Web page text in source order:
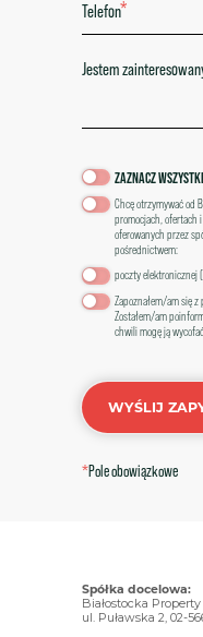
Pole obowiązkowe
*
ZAZNACZ
Chcę otrzymywać od
promocjach, ofertach
oferowanych przez
pośrednictwem:
poczty elektronicznej
Zapoznałem/am się z
Zostałem/am
chwili mogę ją
WYŚLIJ
*Pole obowiązkowe
Spółka docelowa:
Białostocka Property
ul. Puławska 2, 02-